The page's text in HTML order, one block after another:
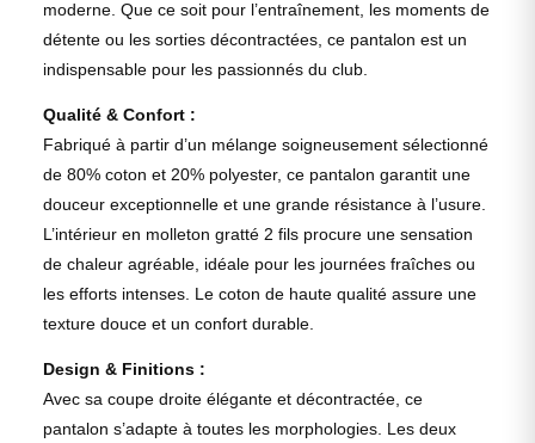
moderne. Que ce soit pour l’entraînement, les moments de
détente ou les sorties décontractées, ce pantalon est un
indispensable pour les passionnés du club.
Qualité & Confort :
Fabriqué à partir d’un mélange soigneusement sélectionné
de 80% coton et 20% polyester, ce pantalon garantit une
douceur exceptionnelle et une grande résistance à l’usure.
L’intérieur en molleton gratté 2 fils procure une sensation
de chaleur agréable, idéale pour les journées fraîches ou
les efforts intenses. Le coton de haute qualité assure une
texture douce et un confort durable.
Design & Finitions :
Avec sa coupe droite élégante et décontractée, ce
pantalon s’adapte à toutes les morphologies. Les deux